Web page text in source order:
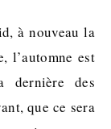
l’automne est
dernière des
que ce sera